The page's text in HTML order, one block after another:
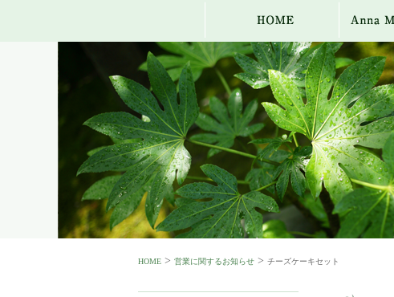
HOME > 営業に関するお知らせ > チーズケーキセット